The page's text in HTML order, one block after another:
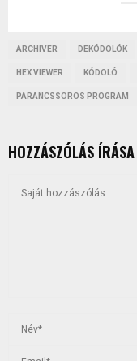
ARCHIVER DEKÓDOLÓK
HEX VIEWER KÓDOLÓ
PARANCSSOROS PROGRAM
HOZZÁSZÓLÁS ÍRÁSA